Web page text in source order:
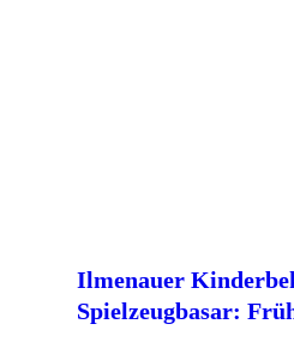
Ilmenauer
Spielzeugbasar: